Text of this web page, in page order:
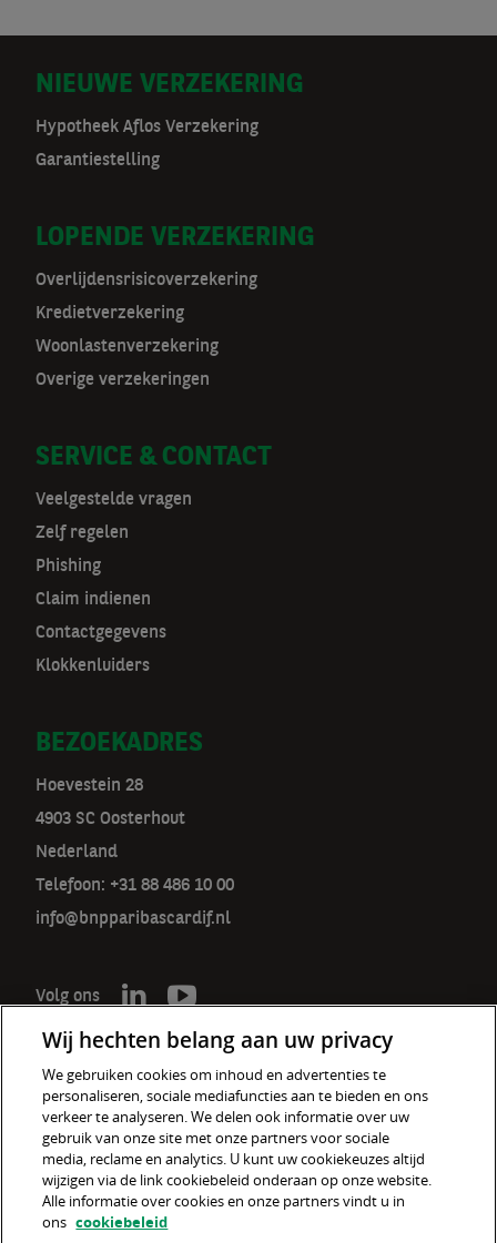
D
o
r
m
a
t
a
v
NIEUWE VERZEKERING
Hypotheek Aflos Verzekering
Garantiestelling
LOPENDE VERZEKERING
Overlijdensrisicoverzekering
Kredietverzekering
Woonlastenverzekering
Overige verzekeringen
SERVICE & CONTACT
Veelgestelde vragen
Zelf regelen
Phishing
Claim indienen
Contactgegevens
Klokkenluiders
BEZOEKADRES
Hoevestein 28
4903 SC Oosterhout
Nederland
Telefoon: +31 88 486 10 00
info@bnpparibascardif.nl
Volg ons
De verzekeraar voor een wereld
Cookiebeleid
Disclaimer
Wij hechten belang aan uw privacy
We gebruiken cookies om inhoud en advertenties te
personaliseren, sociale mediafuncties aan te bieden en ons
verkeer te analyseren. We delen ook informatie over uw
gebruik van onze site met onze partners voor sociale
media, reclame en analytics. U kunt uw cookiekeuzes altijd
wijzigen via de link cookiebeleid onderaan op onze website.
Alle informatie over cookies en onze partners vindt u in
ons cookiebeleid